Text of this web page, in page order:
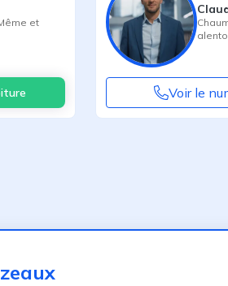
et
Voir le